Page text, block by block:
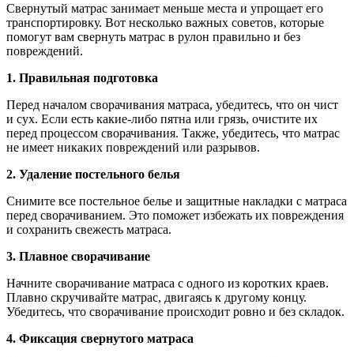
Свернутый матрас занимает меньше места и упрощает его
транспортировку. Вот несколько важных советов, которые
помогут вам свернуть матрас в рулон правильно и без
повреждений.
1. Правильная подготовка
Перед началом сворачивания матраса, убедитесь, что он чист
и сух. Если есть какие-либо пятна или грязь, очистите их
перед процессом сворачивания. Также, убедитесь, что матрас
не имеет никаких повреждений или разрывов.
2. Удаление постельного белья
Снимите все постельное белье и защитные накладки с матраса
перед сворачиванием. Это поможет избежать их повреждения
и сохранить свежесть матраса.
3. Плавное сворачивание
Начните сворачивание матраса с одного из коротких краев.
Плавно скручивайте матрас, двигаясь к другому концу.
Убедитесь, что сворачивание происходит ровно и без складок.
4. Фиксация свернутого матраса